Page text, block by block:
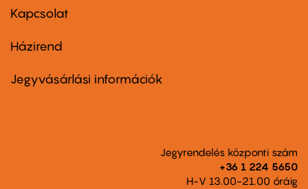
firstKapcsolat
Footer
second
Házirend
Jegyvásárlási információk
Jegyrendelés központi szám
+36 1 224 5650
H-V 13.00-21.00 óráig